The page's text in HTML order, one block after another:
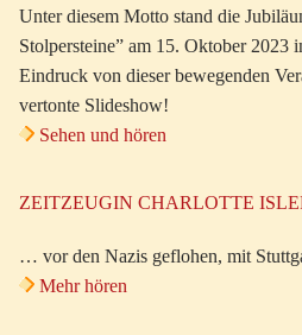
Unter diesem Motto stand die
Stolpersteine” am 15. Oktober 2023
Eindruck von dieser bewegenden
vertonte Slideshow!
Sehen und hören
ZEITZEUGIN CHARLOTTE
… vor den Nazis geflohen, mit
Mehr hören